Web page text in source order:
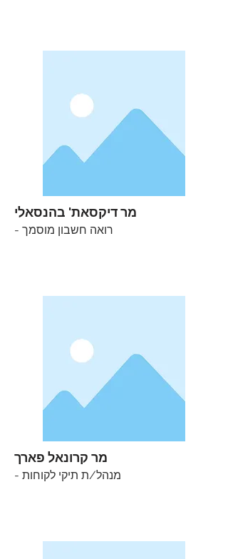
מר דיקסאת' בהנסאלי
- רואה חשבון מוסמך
מר קרונאל פארך
- מנהל/ת תיקי לקוחות